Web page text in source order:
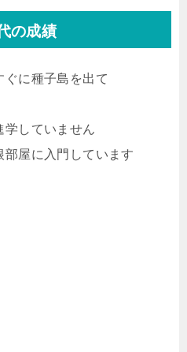
の成績
に種子島を出て
学していません
屋に入門しています